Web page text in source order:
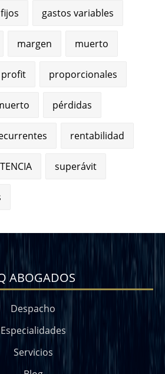
gastos variables
margen muerto
profit proporcionales
pérdidas
rentabilidad
superávit
ABOGADOS
Despacho
Especialidades
Servicios